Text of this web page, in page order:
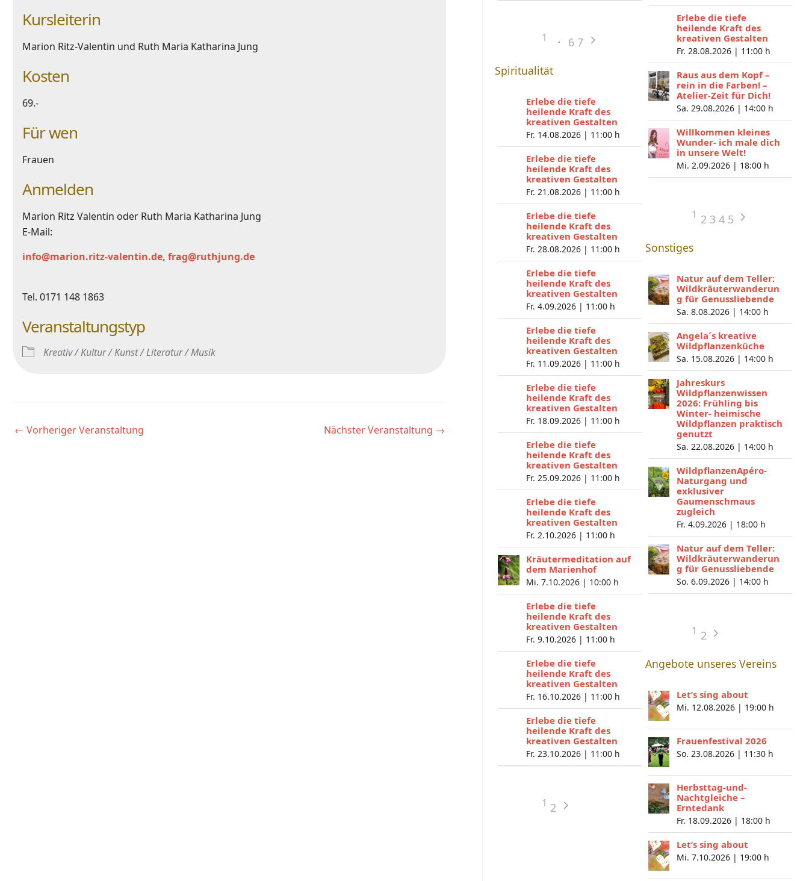
Kursleiterin
Marion Ritz-Valentin und Ruth Maria Katharina Jung
Kosten
69.-
Für wen
Frauen
Anmelden
Marion Ritz Valentin oder Ruth Maria Katharina Jung
E-Mail:
info@marion.ritz-valentin.de, frag@ruthjung.de
Tel. 0171 148 1863
Veranstaltungstyp
Kreativ / Kultur / Kunst / Literatur / Musik
← Vorheriger Veranstaltung Nächster Veranstaltung →
1 6 7
Spiritualität
Erlebe die tiefe
heilende Kraft des
kreativen Gestalten
Fr. 14.08.2026 | 11:00 h
Erlebe die tiefe
heilende Kraft des
kreativen Gestalten
Fr. 21.08.2026 | 11:00 h
Erlebe die tiefe
heilende Kraft des
kreativen Gestalten
Fr. 28.08.2026 | 11:00 h
Erlebe die tiefe
heilende Kraft des
kreativen Gestalten
Fr. 4.09.2026 | 11:00 h
Erlebe die tiefe
heilende Kraft des
kreativen Gestalten
Fr. 11.09.2026 | 11:00 h
Erlebe die tiefe
heilende Kraft des
kreativen Gestalten
Fr. 18.09.2026 | 11:00 h
Erlebe die tiefe
heilende Kraft des
kreativen Gestalten
Fr. 25.09.2026 | 11:00 h
Erlebe die tiefe
heilende Kraft des
kreativen Gestalten
Fr. 2.10.2026 | 11:00 h
Kräutermeditation auf
dem Marienhof
Mi. 7.10.2026 | 10:00 h
Erlebe die tiefe
heilende Kraft des
kreativen Gestalten
Fr. 9.10.2026 | 11:00 h
Erlebe die tiefe
heilende Kraft des
kreativen Gestalten
Fr. 16.10.2026 | 11:00 h
Erlebe die tiefe
heilende Kraft des
kreativen Gestalten
Fr. 23.10.2026 | 11:00 h
1 2
Erlebe die tiefe
heilende Kraft des
kreativen Gestalten
Fr. 28.08.2026 | 11:00 h
Raus aus dem Kopf –
rein in die Farben! –
Atelier-Zeit für Dich!
Sa. 29.08.2026 | 14:00 h
Willkommen kleines
Wunder- ich male dich
in unsere Welt!
Mi. 2.09.2026 | 18:00 h
1 2 3 4 5
Sonstiges
Natur auf dem Teller:
Wildkräuterwanderun
g für Genussliebende
Sa. 8.08.2026 | 14:00 h
Angela´s kreative
Wildpflanzenküche
Sa. 15.08.2026 | 14:00 h
Jahreskurs
Wildpflanzenwissen
2026: Frühling bis
Winter- heimische
Wildpflanzen praktisch
genutzt
Sa. 22.08.2026 | 14:00 h
WildpflanzenApéro-
Naturgang und
exklusiver
Gaumenschmaus
zugleich
Fr. 4.09.2026 | 18:00 h
Natur auf dem Teller:
Wildkräuterwanderun
g für Genussliebende
So. 6.09.2026 | 14:00 h
1 2
Angebote unseres Vereins
Let’s sing about
Mi. 12.08.2026 | 19:00 h
Frauenfestival 2026
So. 23.08.2026 | 11:30 h
Herbsttag-und-
Nachtgleiche –
Erntedank
Fr. 18.09.2026 | 18:00 h
Let’s sing about
Mi. 7.10.2026 | 19:00 h